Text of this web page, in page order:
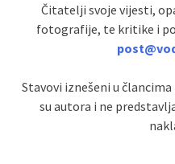
Čitatelji svoje vijesti,
fotografije, te kritike i
Stavovi iznešeni u
su autora i ne